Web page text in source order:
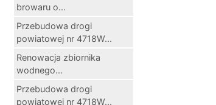
browaru o...
Przebudowa drogi
powiatowej nr 4718W...
Renowacja zbiornika
wodnego...
Przebudowa drogi
powiatowej nr 4718W...